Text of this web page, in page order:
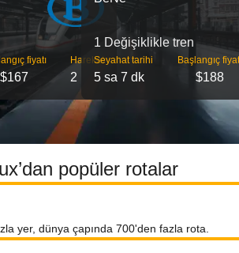
​​fiyatı
$167
Hareket
2
1 Değişiklikle tren
Seyahat tarihi
5 sa 7 dk
Başlangıç
$188
popüler rotalar
yer, dünya çapında 700'den fazla rota.